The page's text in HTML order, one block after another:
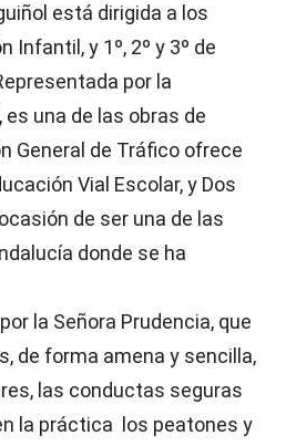
está dirigida a los
Infantil, y 1º, 2º y 3º de
por la
es una de las obras de
General de Tráfico ofrece
Vial Escolar, y Dos
de ser una de las
donde se ha
la Señora Prudencia, que
de forma amena y sencilla,
las conductas seguras
la práctica los peatones y